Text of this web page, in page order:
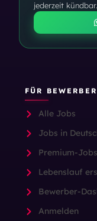
jederzeit kündbar.
FÜR BEWERBER
Alle Jobs
Jobs in
Premium-Jobs
Lebenslauf
Bewerber-
Anmelden